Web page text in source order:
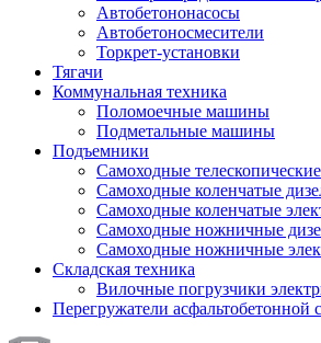
Автобетононасосы
Автобетоносмесители
Торкрет-установки
Тягачи
Коммунальная техника
Поломоечные машины
Подметальные машины
Подъемники
Самоходные
Самоходные коленчатые
Самоходные коленчатые
Самоходные ножничные
Самоходные ножничные
Складская техника
Вилочные погрузчики
Перегружатели асфальтобетонной